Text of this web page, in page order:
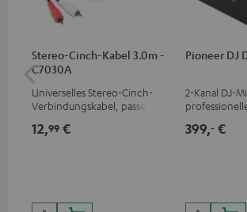
Stereo-Cinch-Kabel 3.0m -
C7030A
Universelles Stereo-Cinch-
Verbindungskabel, passend
Buchsen
12,99 €
Pioneer DJ
2-Kanal DJ-
bestem
399,‐ €